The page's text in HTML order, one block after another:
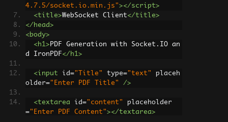
4.7.5/socket.io.min.js"></script>
<title>WebSocket Client</title>
</head>
<body>
<h1> PDF Generation with Socket.IO an
d IronPDF</h1>
<input id="Title" type="text"
placeh
older="Enter PDF Title" />
<textarea id="content"
placeholder
="Enter PDF Content"></textarea>